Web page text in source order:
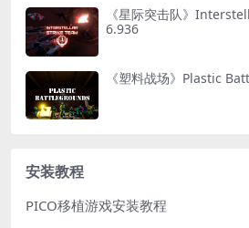
《星际突击队》
6.936
《塑料战场》Plastic
安装教程
PICO移植游戏安装教程